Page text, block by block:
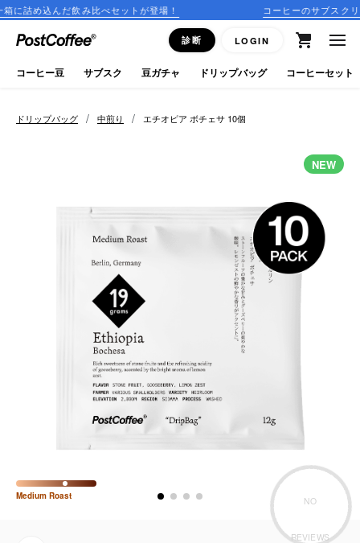
飲み比べセットが登場！ コーヒーのサブスクリプションはこ
診断 LOGIN
close
ログイン
新規会員登録
keyboard_arrow_right
コーヒーセット
アクセサリ
CFFBNS
ドリップバッグ / 中煎り / エチオピア ボチェサ 10個
NEW
Medium Roast NO
REVIEWS
コーヒー豆 サブスク 豆ガチャ ドリップバッグ コーヒーセット